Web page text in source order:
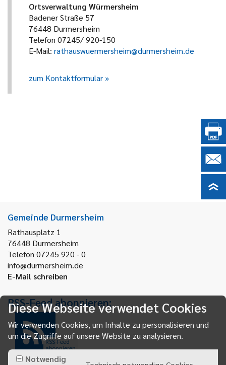
Ortsverwaltung Würmersheim
Badener Straße 57
76448 Durmersheim
Telefon 07245/ 920-150
E-Mail: rathauswuermersheim@durmersheim.de
zum Kontaktformular
Gemeinde Durmersheim
Rathausplatz 1
76448 Durmersheim
Telefon 07245 920 - 0
info@durmersheim.de
E-Mail schreiben
RSS-Feed abonnieren:
RSS-Feed
abonnieren
Diese Webseite verwendet Cookies
Wir verwenden Cookies, um Inhalte zu personalisieren und
um die Zugriffe auf unsere Website zu analysieren.
Notwendig